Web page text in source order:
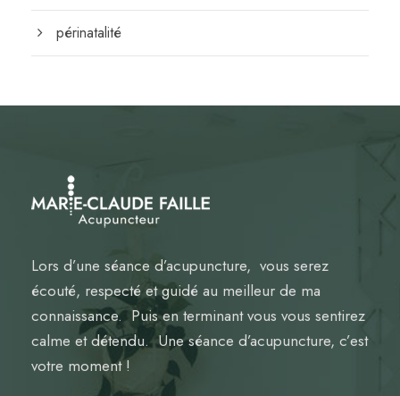
périnatalité
Lors d’une séance d’acupuncture, vous serez
écouté, respecté et guidé au meilleur de ma
connaissance. Puis en terminant vous vous sentirez
calme et détendu. Une séance d’acupuncture, c’est
votre moment !